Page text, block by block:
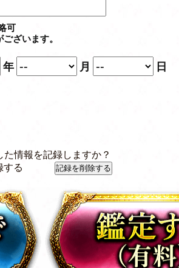
可
ざいます。
年 月
日
た情報を記録しますか？
する